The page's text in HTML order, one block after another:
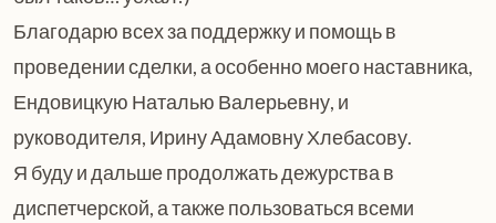
Благодарю всех за поддержку и помощь в
проведении сделки, а особенно моего наставника,
Ендовицкую Наталью Валерьевну, и
руководителя, Ирину Адамовну Хлебасову.
Я буду и дальше продолжать дежурства в
диспетчерской, а также пользоваться всеми